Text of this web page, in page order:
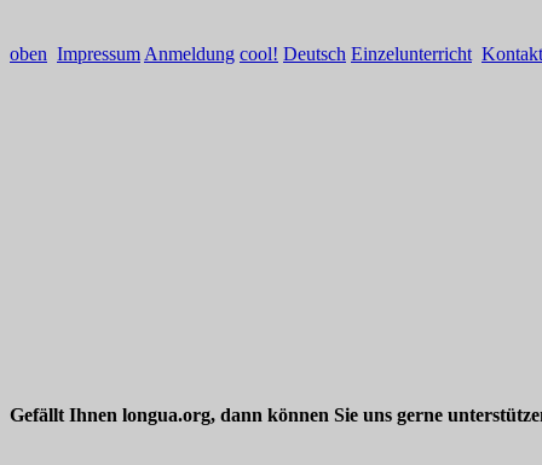
oben Impressum Anmeldung cool! Deutsch Einzelunterricht Kontakt
Gefällt Ihnen longua.org, dann können Sie uns gerne